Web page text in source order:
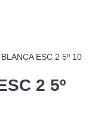
ESC 2 5º 10
2 5º